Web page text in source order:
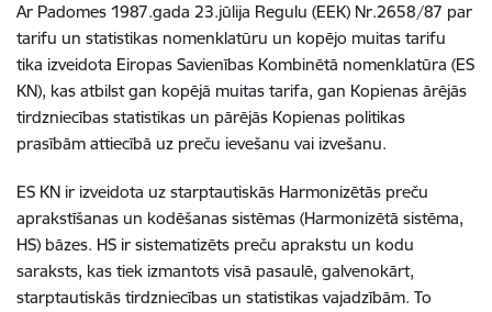
Ar Padomes 1987.gada 23.jūlija Regulu (EEK) Nr.2658/87 par
tarifu un statistikas nomenklatūru un kopējo muitas tarifu
tika izveidota Eiropas Savienības Kombinētā nomenklatūra (ES
KN), kas atbilst gan kopējā muitas tarifa, gan Kopienas ārējās
tirdzniecības statistikas un pārējās Kopienas politikas
prasībām attiecībā uz preču ievešanu vai izvešanu.
ES KN ir izveidota uz starptautiskās Harmonizētās preču
aprakstīšanas un kodēšanas sistēmas (Harmonizētā sistēma,
HS) bāzes. HS ir sistematizēts preču aprakstu un kodu
saraksts, kas tiek izmantots visā pasaulē, galvenokārt,
starptautiskās tirdzniecības un statistikas vajadzībām. To